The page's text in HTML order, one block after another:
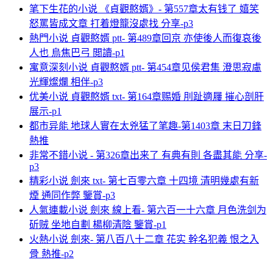
笔下生花的小说 《貞觀憨婿》- 第557章太有钱了 嬉笑
怒罵皆成文章 打着燈籠沒處找 分享-p3
熱門小说 貞觀憨婿 ptt- 第489章回京 亦使後人而復哀後
人也 烏焦巴弓 閲讀-p1
寓意深刻小说 貞觀憨婿 ptt- 第454章见侯君集 澄思寂慮
光輝燦爛 相伴-p3
优美小说 貞觀憨婿 txt- 第164章赐婚 刖趾適屨 摧心剖肝
展示-p1
都市异能 地球人實在太兇猛了笔趣-第1403章 末日刀鋒
熱推
非常不錯小说 - 第326章出来了 有典有則 各盡其能 分享-
p3
精彩小说 劍來 txt- 第七百零六章 十四境 清明幾處有新
煙 通同作弊 鑒賞-p3
人氣連載小说 劍來 線上看- 第六百一十六章 月色洗剑为
斫贼 坐地自劃 楊柳清陰 鑒賞-p1
火熱小说 劍來- 第八百八十二章 花实 幹名犯義 恨之入
骨 熱推-p2